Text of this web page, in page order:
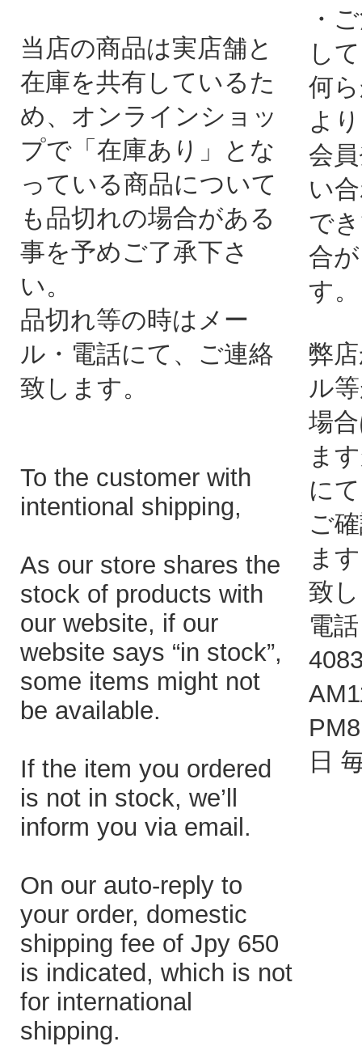
当店の商品は実店舗と
在庫を共有しているた
め、オンラインショッ
プで「在庫あり」とな
っている商品について
も品切れの場合がある
事を予めご了承下さ
い。
品切れ等の時はメー
ル・電話にて、ご連絡
致します。
To the customer with
intentional shipping,
As our store shares the
stock of products with
our website, if our
website says “in stock”,
some items might not
be available.
If the item you ordered
is not in stock, we’ll
inform you via email.
On our auto-reply to
your order, domestic
shipping fee of Jpy 650
is indicated, which is not
for international
shipping.
・
し
何
よ
会
い
で
合
す。
弊
ル
場
ま
に
ご
ま
致
電
日